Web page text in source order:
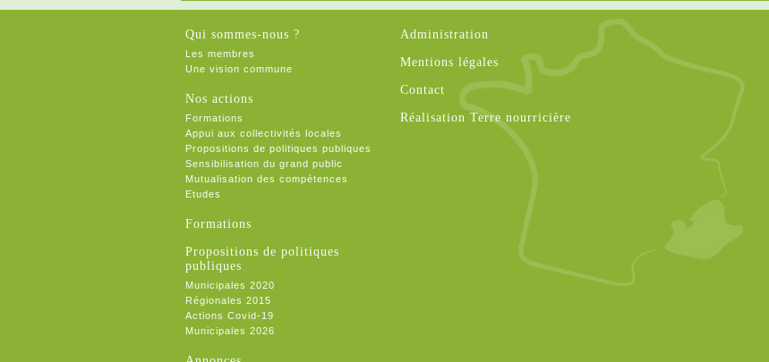
Qui sommes-nous ?
Les membres
Une vision commune
Nos actions
Formations
Appui aux collectivités locales
Propositions de politiques publiques
Sensibilisation du grand public
Mutualisation des compétences
Etudes
Formations
Propositions de politiques
publiques
Municipales 2020
Régionales 2015
Actions Covid-19
Municipales 2026
Administration
Mentions légales
Contact
Réalisation Terre nourricière